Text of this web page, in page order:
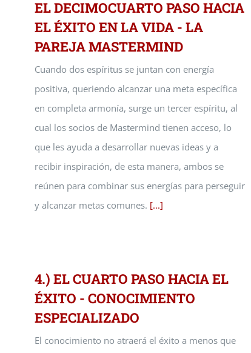
EL DECIMOCUARTO PASO HACIA
EL ÉXITO EN LA VIDA - LA
PAREJA MASTERMIND
Cuando dos espíritus se juntan con energía
positiva, queriendo alcanzar una meta específica
en completa armonía, surge un tercer espíritu, al
cual los socios de Mastermind tienen acceso, lo
que les ayuda a desarrollar nuevas ideas y a
recibir inspiración, de esta manera, ambos se
reúnen para combinar sus energías para perseguir
y alcanzar metas comunes. [...]
4.) EL CUARTO PASO HACIA EL
ÉXITO - CONOCIMIENTO
ESPECIALIZADO
El conocimiento no atraerá el éxito a menos que